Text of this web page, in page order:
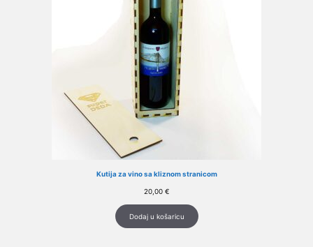
Kutija za vino sa kliznom stranicom
20,00 €
Dodaj u košaricu